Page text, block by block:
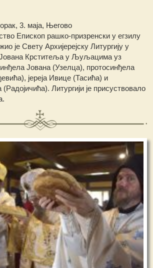
3. маја, Његово
Епископ рашко-призренски у егзилу
је Свету Архијерејску Литургију у
Јована Крститеља у Љуљацима уз
Јована (Узелца), протосинђела
јереја Ивице (Тасића) и
(Радојичића). Литургији је присуствовало